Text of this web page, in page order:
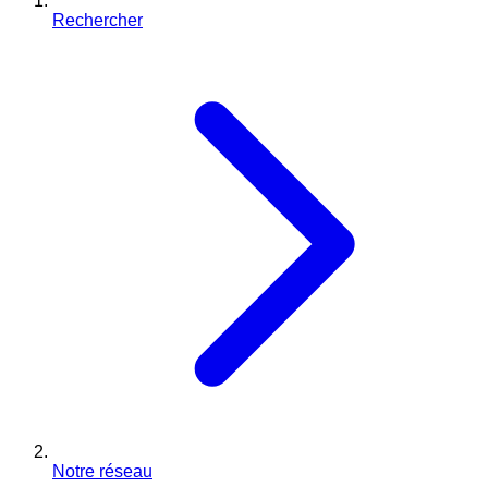
Rechercher
Notre réseau